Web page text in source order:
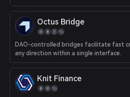
Octus Bridge
DAO-controlled bridges facilitate fast
any direction within a single interface.
Knit Finance